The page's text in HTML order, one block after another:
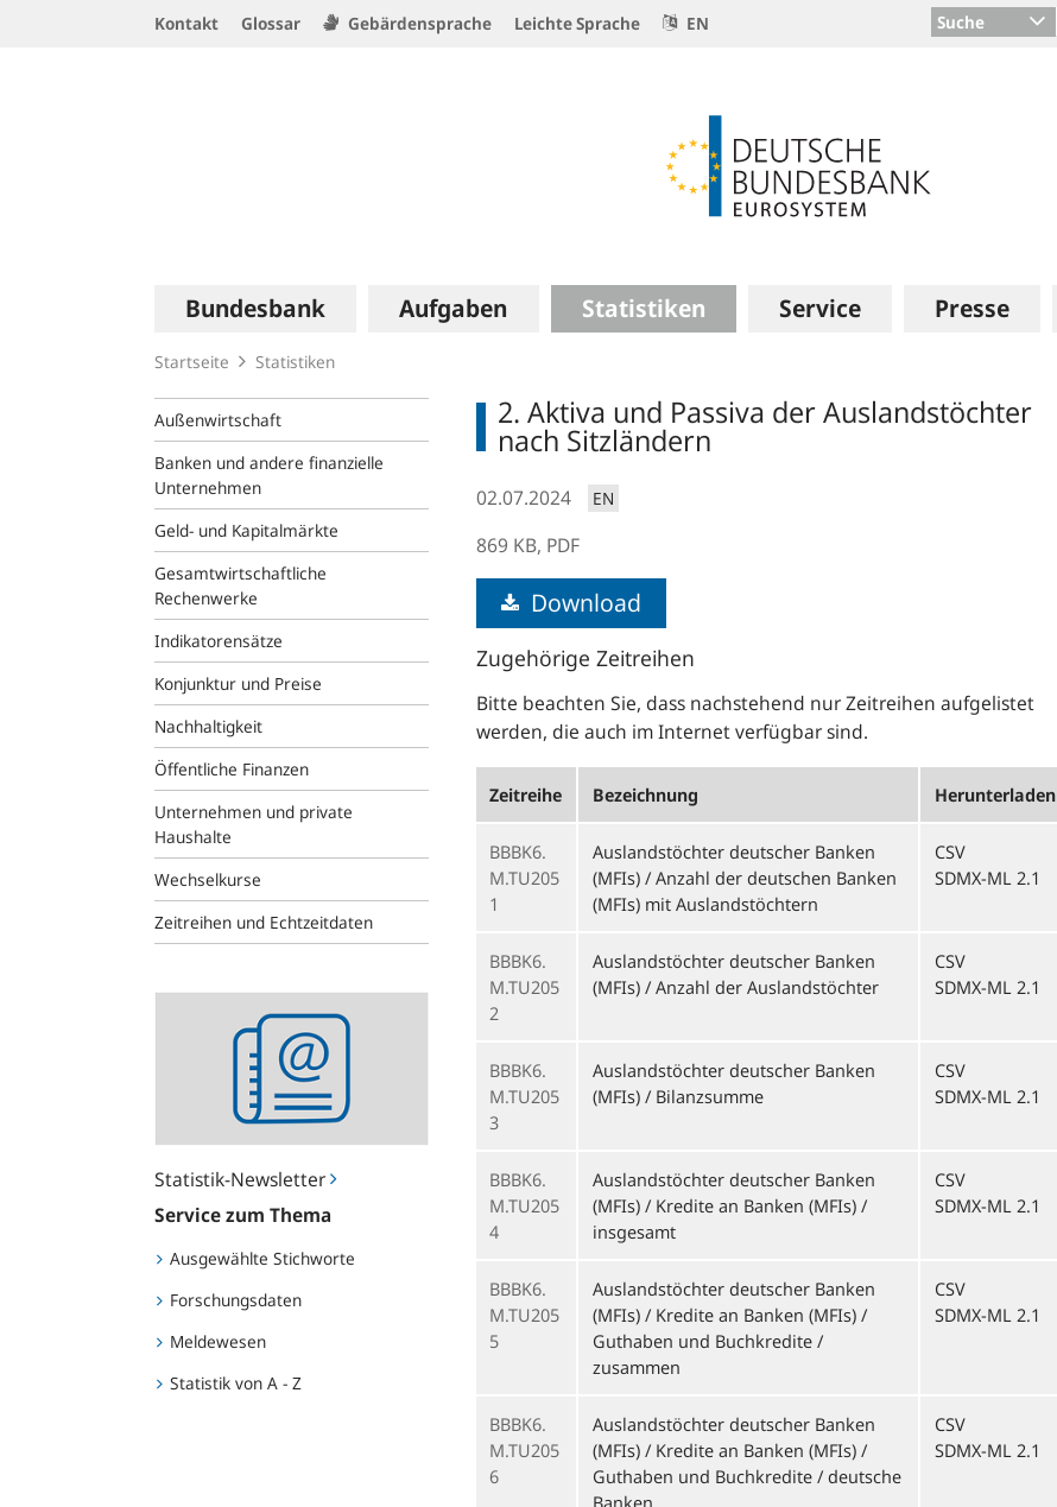
Kontakt Glossar Gebärdensprache Leichte Sprache EN Suche
Hauptnavigation
Bundesbank Aufgaben Statistiken Service Presse
Startseite Statistiken
Außenwirtschaft
Banken und andere finanzielle
Unternehmen
Geld- und Kapitalmärkte
Gesamtwirtschaftliche
Rechenwerke
Indikatorensätze
Konjunktur und Preise
Nachhaltigkeit
Öffentliche Finanzen
Unternehmen und private
Haushalte
Wechselkurse
Zeitreihen und Echtzeitdaten
Statistik-Newsletter
Newsletter
Service zum Thema
Ausgewählte Stichworte
Forschungsdaten
Meldewesen
Statistik von A - Z
2. Aktiva und Passiva der Auslandstöchter
nach Sitzländern
02.07.2024 EN
869 KB, PDF
Download
Zugehörige Zeitreihen
Bitte beachten Sie, dass nachstehend nur Zeitreihen aufgelistet
werden, die auch im Internet verfügbar sind.
Zeitreihe Bezeichnung Herunterladen
BBBK6.
M.TU205
1
Auslandstöchter deutscher Banken
(MFIs) / Anzahl der deutschen Banken
(MFIs) mit Auslandstöchtern
CSV
SDMX-ML 2.1
BBBK6.
M.TU205
2
Auslandstöchter deutscher Banken
(MFIs) / Anzahl der Auslandstöchter
CSV
SDMX-ML 2.1
BBBK6.
M.TU205
3
Auslandstöchter deutscher Banken
(MFIs) / Bilanzsumme
CSV
SDMX-ML 2.1
BBBK6.
M.TU205
4
Auslandstöchter deutscher Banken
(MFIs) / Kredite an Banken (MFIs) /
insgesamt
CSV
SDMX-ML 2.1
BBBK6.
M.TU205
5
Auslandstöchter deutscher Banken
(MFIs) / Kredite an Banken (MFIs) /
Guthaben und Buchkredite /
zusammen
CSV
SDMX-ML 2.1
BBBK6.
M.TU205
6
Auslandstöchter deutscher Banken
(MFIs) / Kredite an Banken (MFIs) /
Guthaben und Buchkredite / deutsche
Banken
CSV
SDMX-ML 2.1